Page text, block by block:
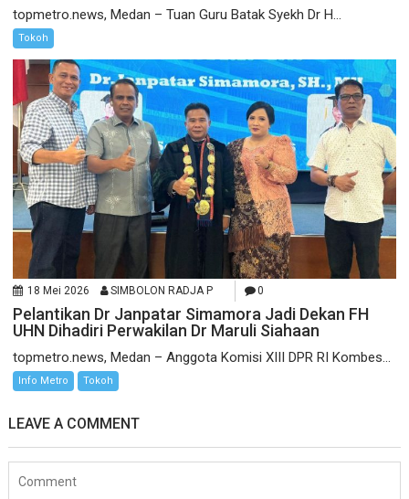
topmetro.news, Medan – Tuan Guru Batak Syekh Dr H...
Tokoh
18 Mei 2026 SIMBOLON RADJA P 0
Pelantikan Dr Janpatar Simamora Jadi Dekan FH
UHN Dihadiri Perwakilan Dr Maruli Siahaan
topmetro.news, Medan – Anggota Komisi XIII DPR RI Kombes...
Info Metro Tokoh
LEAVE A COMMENT